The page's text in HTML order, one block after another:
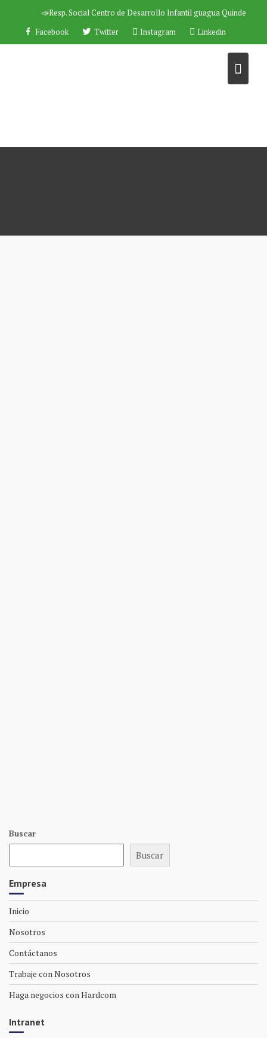
contenido
📣Resp. SocialCentro de Desarrollo Infantil guagua Quinde
Facebook
Twitter Instagram Linkedin
Buscar
Buscar
Empresa
Inicio
Nosotros
Contáctanos
Trabaje con Nosotros
Haga negocios con Hardcom
Intranet